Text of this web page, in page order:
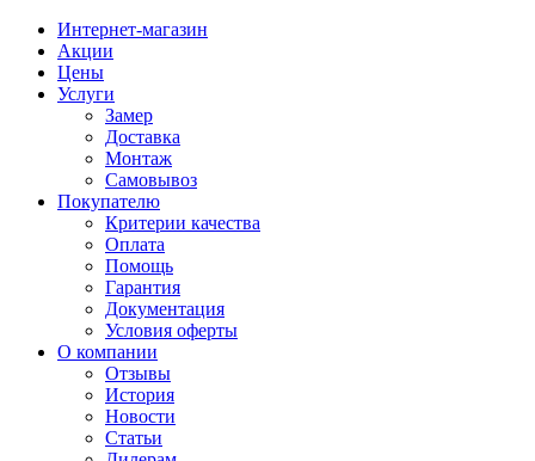
Интернет-магазин
Акции
Цены
Услуги
Замер
Доставка
Монтаж
Самовывоз
Покупателю
Критерии качества
Оплата
Помощь
Гарантия
Документация
Условия оферты
О компании
Отзывы
История
Новости
Статьи